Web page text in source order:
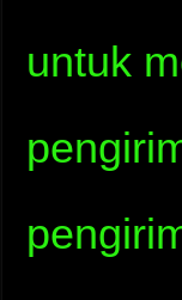
untuk